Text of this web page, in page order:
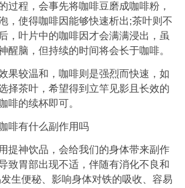
程，会事先将咖啡豆磨成咖啡粉，
，使得咖啡因能够快速析出;茶叶则不
，叶片中的咖啡因才会满满浸出，虽
醒脑，但持续的时间将会长于咖啡。
较温和，咖啡则是强烈而快速，如
择茶叶，希望得到立竿见影且长效的
啡的续杯即可。
有什么副作用吗
神饮品，会给我们的身体带来副作
致胃部出现不适，伴随有消化不良和
生便秘、影响身体对铁的吸收、容易